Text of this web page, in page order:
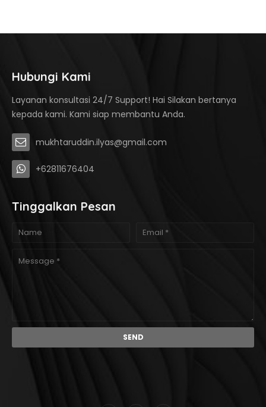
Hubungi Kami
Layanan konsultasi 24/7 Support! Hai Silakan bertanya
kepada kami. Kami siap membantu Anda.
mukhtaruddin.ilyas@gmail.com
+62811676404
Tinggalkan Pesan